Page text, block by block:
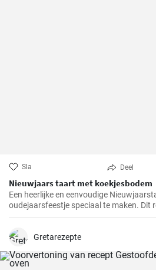
Sla Deel
Nieuwjaars taart met koekjesbodem
Een heerlijke en eenvoudige
oudejaarsfeestje speciaal te maken. Dit
koekjesbodem, gevuld met een luchtige
Gretarezepte